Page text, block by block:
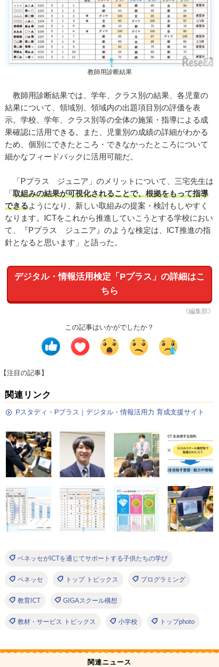
教師用診断結果
教師用診断結果では、学年、クラス別の結果、各児童の
結果について、領域別、領域内の出題項目別の評価を表
示。学校、学年、クラス別等の全体の施策・指導による成
果確認に活用できる。また、児童別の成績の詳細がわかる
ため、個別にできたところ・できなかったところについて
細かなフィードバックに活用可能だ。
「Pプラス ジュニア」のメリットについて、三宅先生は
「 取組みの結果が可視化されることで、根拠をもって指導
できるようになり、新しい取組みの提案・検討もしやすく
なります。ICTをこれから推進していこうとする学校におい
て、『Pプラス ジュニア』のような検定は、ICT推進の指
針となると思います」と語った。
デジタル・情報活用検定「Pプラス」の詳細はこ
ちら
《編集部》
この記事はいかがでしたか？
【注目の記事】
関連リンク
Pスタディ・Pプラス｜デジタル・情報活用力 育成支援サイト
ベネッセがICTを通じてサポートする子供たちの学び
ベネッセ トップ トピックス プログラミング
教育ICT GIGAスクール構想
教材・サービス トピックス 小学校 トップphoto
関連ニュース